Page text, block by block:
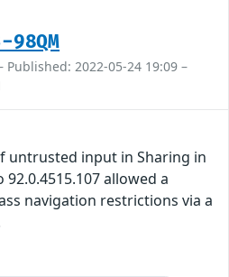
98QM
Published: 2022-05-24 19:09 –
untrusted input in Sharing in
allowed a
navigation restrictions via a